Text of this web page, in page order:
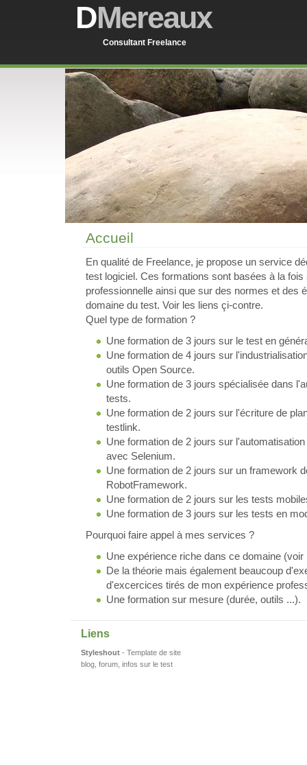
DMereaux
Consultant Freelance
Accueil
En qualité de Freelance, je propose un service
test logiciel. Ces formations sont basées à la
professionnelle ainsi que sur des normes et des
domaine du test. Voir les liens çi-contre.
Quel type de formation ?
Une formation de 3 jours sur le test en
Une formation de 4 jours sur
outils Open Source.
Une formation de 3 jours spécialisée dans
tests.
Une formation de 2 jours sur l'écriture de
testlink.
Une formation de 2 jours sur
avec Selenium.
Une formation de 2 jours sur un framework
RobotFramework.
Une formation de 2 jours sur les tests
Une formation de 3 jours sur les tests en
Pourquoi faire appel à mes services ?
Une expérience riche dans ce domaine
De la théorie mais également beaucoup
d'excercices tirés de mon expérience
Une formation sur mesure (durée, outils ...).
Liens
Styleshout- Template de site
blog, forum, infos sur le test